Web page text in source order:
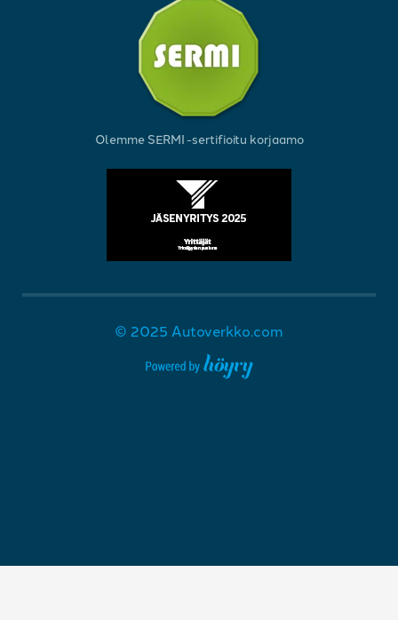
Olemme SERMI -sertifioitu korjaamo
© 2025 Autoverkko.com